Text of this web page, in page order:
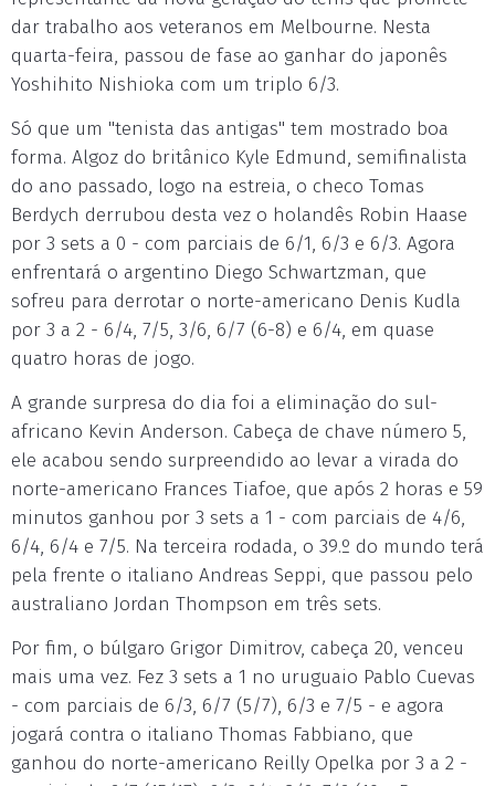
dar trabalho aos veteranos em Melbourne. Nesta
quarta-feira, passou de fase ao ganhar do japonês
Yoshihito Nishioka com um triplo 6/3.
Só que um "tenista das antigas" tem mostrado boa
forma. Algoz do britânico Kyle Edmund, semifinalista
do ano passado, logo na estreia, o checo Tomas
Berdych derrubou desta vez o holandês Robin Haase
por 3 sets a 0 - com parciais de 6/1, 6/3 e 6/3. Agora
enfrentará o argentino Diego Schwartzman, que
sofreu para derrotar o norte-americano Denis Kudla
por 3 a 2 - 6/4, 7/5, 3/6, 6/7 (6-8) e 6/4, em quase
quatro horas de jogo.
A grande surpresa do dia foi a eliminação do sul-
africano Kevin Anderson. Cabeça de chave número 5,
ele acabou sendo surpreendido ao levar a virada do
norte-americano Frances Tiafoe, que após 2 horas e 59
minutos ganhou por 3 sets a 1 - com parciais de 4/6,
6/4, 6/4 e 7/5. Na terceira rodada, o 39.º do mundo terá
pela frente o italiano Andreas Seppi, que passou pelo
australiano Jordan Thompson em três sets.
Por fim, o búlgaro Grigor Dimitrov, cabeça 20, venceu
mais uma vez. Fez 3 sets a 1 no uruguaio Pablo Cuevas
- com parciais de 6/3, 6/7 (5/7), 6/3 e 7/5 - e agora
jogará contra o italiano Thomas Fabbiano, que
ganhou do norte-americano Reilly Opelka por 3 a 2 -